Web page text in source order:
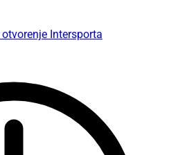
otvorenje Intersporta